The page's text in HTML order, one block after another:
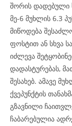
შორის დადებული
მე-6 მუხლის 6.3
მიწოდება
ფოსტით ან სხვა
იძლევა
დადასტურებას,
შესახებ. ამავე
ქვეპუნქტის
გზავნილი
ჩაბარებულია